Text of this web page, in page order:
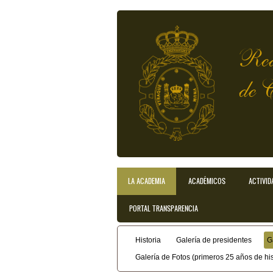
de
Menú principal
LA ACADEMIA ACADÉMICOS
PORTAL TRANSPARENCIA
Historia Galería de presidentes
Galería de Fotos (primeros 25 años de